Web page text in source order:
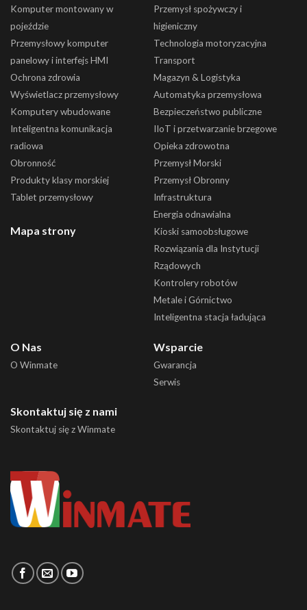
Komputer montowany w
pojeździe
Przemysłowy komputer
panelowy i interfejs HMI
Ochrona zdrowia
Wyświetlacz przemysłowy
Komputery wbudowane
Inteligentna komunikacja
radiowa
Obronność
Produkty klasy morskiej
Tablet przemysłowy
Mapa strony
Przemysł spożywczy i
higieniczny
Technologia motoryzacyjna
Transport
Magazyn & Logistyka
Automatyka przemysłowa
Bezpieczeństwo publiczne
IIoT i przetwarzanie brzegowe
Opieka zdrowotna
Przemysł Morski
Przemysł Obronny
Infrastruktura
Energia odnawialna
Kioski samoobsługowe
Rozwiązania dla Instytucji
Rządowych
Kontrolery robotów
Metale i Górnictwo
Inteligentna stacja ładująca
O Nas
O Winmate
Wsparcie
Gwarancja
Serwis
Skontaktuj się z nami
Skontaktuj się z Winmate